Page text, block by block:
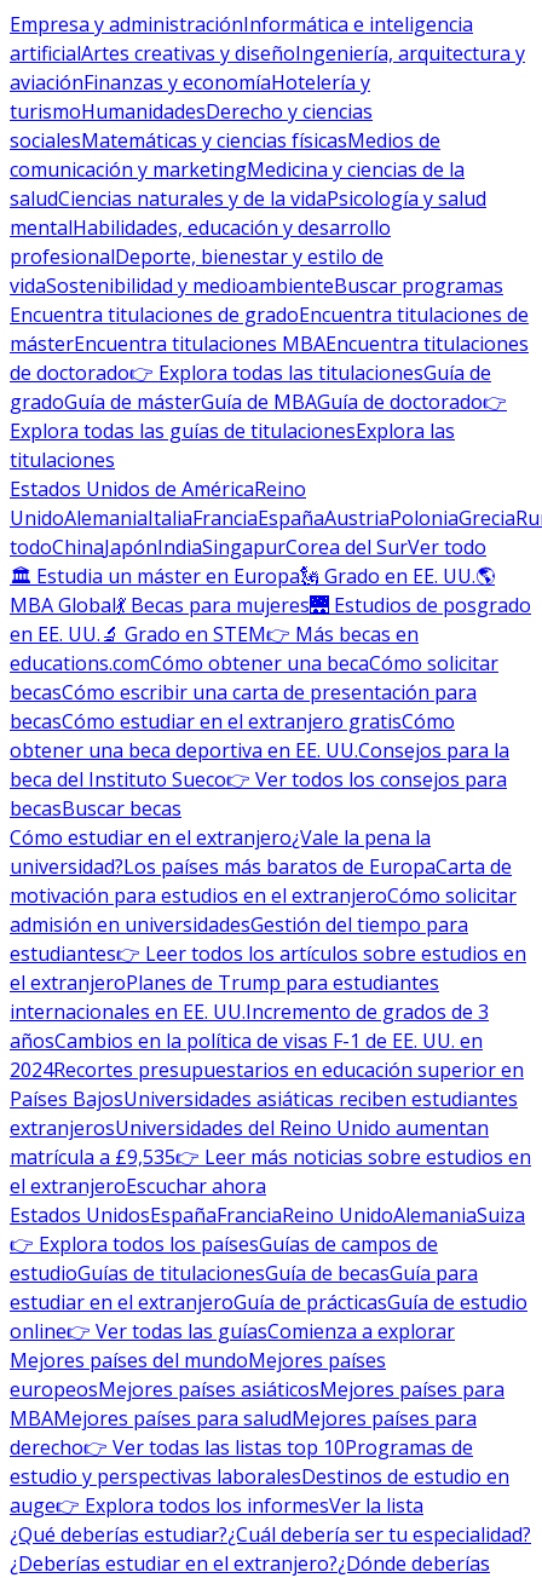
Empresa y administraciónInformática e inteligencia
artificialArtes creativas y diseñoIngeniería, arquitectura y
aviaciónFinanzas y economíaHotelería y
turismoHumanidadesDerecho y ciencias
socialesMatemáticas y ciencias físicasMedios de
comunicación y marketingMedicina y ciencias de la
saludCiencias naturales y de la vidaPsicología y salud
mentalHabilidades, educación y desarrollo
profesionalDeporte, bienestar y estilo de
vidaSostenibilidad y medioambienteBuscar programas
Encuentra titulaciones de gradoEncuentra titulaciones de
másterEncuentra titulaciones MBAEncuentra titulaciones
de doctorado👉 Explora todas las titulacionesGuía de
gradoGuía de másterGuía de MBAGuía de doctorado👉
Explora todas las guías de titulacionesExplora las
titulaciones
Estados Unidos de AméricaReino
UnidoAlemaniaItaliaFranciaEspañaAustriaPoloniaGrecia
todoChinaJapónIndiaSingapurCorea del SurVer todo
🏛 Estudia un máster en Europa🗽 Grado en EE. UU.🌎
MBA Global💃 Becas para mujeres🌉 Estudios de posgrado
en EE. UU.🔬 Grado en STEM👉 Más becas en
educations.comCómo obtener una becaCómo solicitar
becasCómo escribir una carta de presentación para
becasCómo estudiar en el extranjero gratisCómo
obtener una beca deportiva en EE. UU.Consejos para la
beca del Instituto Sueco👉 Ver todos los consejos para
becasBuscar becas
Cómo estudiar en el extranjero¿Vale la pena la
universidad?Los países más baratos de EuropaCarta de
motivación para estudios en el extranjeroCómo solicitar
admisión en universidadesGestión del tiempo para
estudiantes👉 Leer todos los artículos sobre estudios en
el extranjeroPlanes de Trump para estudiantes
internacionales en EE. UU.Incremento de grados de 3
añosCambios en la política de visas F-1 de EE. UU. en
2024Recortes presupuestarios en educación superior en
Países BajosUniversidades asiáticas reciben estudiantes
extranjerosUniversidades del Reino Unido aumentan
matrícula a £9,535👉 Leer más noticias sobre estudios en
el extranjeroEscuchar ahora
Estados UnidosEspañaFranciaReino UnidoAlemaniaSuiza
👉 Explora todos los paísesGuías de campos de
estudioGuías de titulacionesGuía de becasGuía para
estudiar en el extranjeroGuía de prácticasGuía de estudio
online👉 Ver todas las guíasComienza a explorar
Mejores países del mundoMejores países
europeosMejores países asiáticosMejores países para
MBAMejores países para saludMejores países para
derecho👉 Ver todas las listas top 10Programas de
estudio y perspectivas laboralesDestinos de estudio en
auge👉 Explora todos los informesVer la lista
¿Qué deberías estudiar?¿Cuál debería ser tu especialidad?
¿Deberías estudiar en el extranjero?¿Dónde deberías